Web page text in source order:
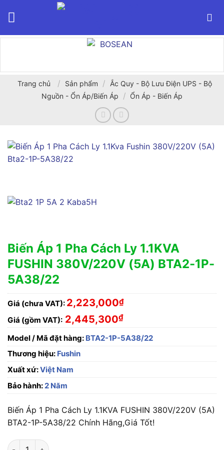
Trang chủ / Sản phẩm /
Ắc Quy - Bộ Lưu Điện UPS - Bộ
Nguồn - Ổn Áp/Biến Áp
/ Ổn Áp - Biến Áp
Biến Áp 1 Pha Cách Ly 1.1KVA
FUSHIN 380V/220V (5A) BTA2-1P-
5A38/22
Giá (chưa VAT): 2,223,000₫
Giá (gồm VAT): 2,445,300₫
Model / Mã đặt hàng: BTA2-1P-5A38/22
Thương hiệu: Fushin
Xuất xứ:Việt Nam
Bảo hành:2 Năm
Biến Áp 1 Pha Cách Ly 1.1KVA FUSHIN 380V/220V (5A)
BTA2-1P-5A38/22 Chính Hãng,Giá Tốt!
Biến Áp 1 Pha Cách Ly 1.1KVA FUSHIN 380V/220V (5A)